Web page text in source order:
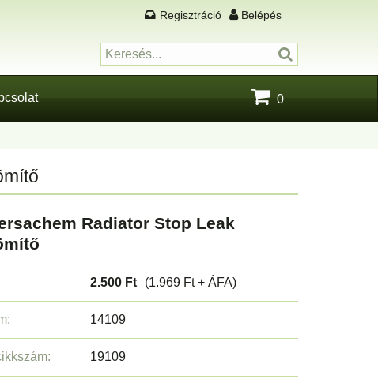
Regisztráció Belépés
0
Radiator Stop Leak
2.500 Ft (1.969 Ft + ÁFA)
14109
19109